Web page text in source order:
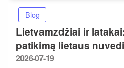
Blog
Lietvamzdžiai ir
patikimą lietaus
Posted
2026-07-19